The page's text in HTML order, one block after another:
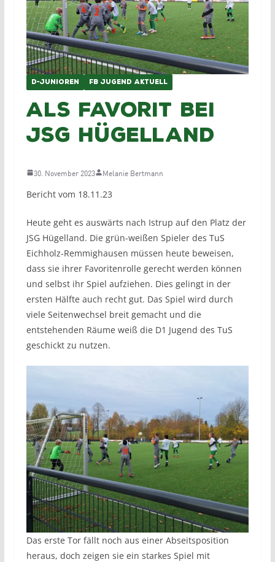
D-JUNIOREN FB JUGEND AKTUELL
Als Favorit bei
JSG Hügelland
30. November 2023 Melanie Bertmann
Bericht vom 18.11.23
Heute geht es auswärts nach Istrup auf den Platz der
JSG Hügelland. Die grün-weißen Spieler des TuS
Eichholz-Remmighausen müssen heute beweisen,
dass sie ihrer Favoritenrolle gerecht werden können
und selbst ihr Spiel aufziehen. Dies gelingt in der
ersten Hälfte auch recht gut. Das Spiel wird durch
viele Seitenwechsel breit gemacht und die
entstehenden Räume weiß die D1 Jugend des TuS
geschickt zu nutzen.
Das erste Tor fällt noch aus einer Abseitsposition
heraus, doch zeigen sie ein starkes Spiel mit